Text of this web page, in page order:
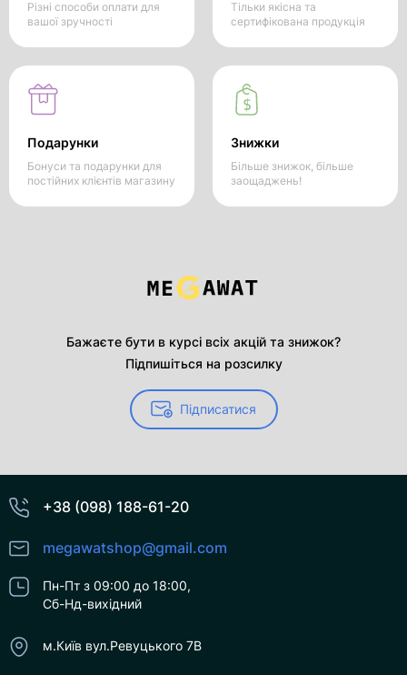
Різні способи оплати для
вашої зручності
Тільки якісна та
сертифікована продукція
Подарунки
Бонуси та подарунки для
постійних клієнтів магазину
Знижки
Більше знижок, більше
заощаджень!
Бажаєте бути в курсі всіх акцій та знижок?
Підпишіться на розсилку
Підписатися
+38 (098) 188-61-20
megawatshop@gmail.com
Пн-Пт з 09:00 до 18:00,
Сб-Нд-вихідний
м.Київ вул.Ревуцького 7В